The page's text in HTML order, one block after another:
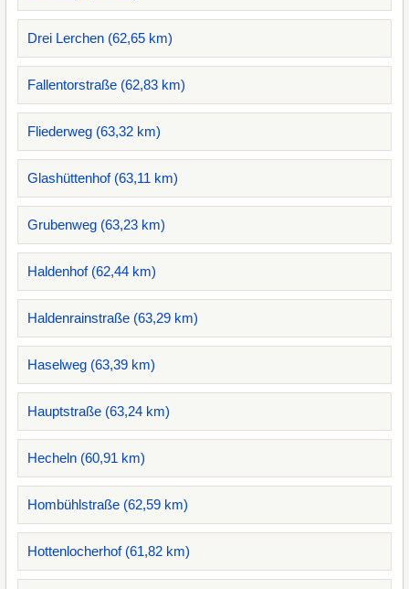
Drei Lerchen (62,65 km)
Fallentorstraße (62,83 km)
Fliederweg (63,32 km)
Glashüttenhof (63,11 km)
Grubenweg (63,23 km)
Haldenhof (62,44 km)
Haldenrainstraße (63,29 km)
Haselweg (63,39 km)
Hauptstraße (63,24 km)
Hecheln (60,91 km)
Hombühlstraße (62,59 km)
Hottenlocherhof (61,82 km)